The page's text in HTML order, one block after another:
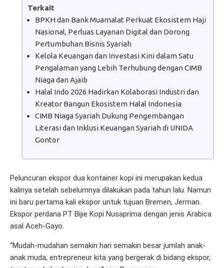
Terkait
BPKH dan Bank Muamalat Perkuat Ekosistem Haji
Nasional, Perluas Layanan Digital dan Dorong
Pertumbuhan Bisnis Syariah
Kelola Keuangan dan Investasi Kini dalam Satu
Pengalaman yang Lebih Terhubung dengan CIMB
Niaga dan Ajaib
Halal Indo 2026 Hadirkan Kolaborasi Industri dan
Kreator Bangun Ekosistem Halal Indonesia
CIMB Niaga Syariah Dukung Pengembangan
Literasi dan Inklusi Keuangan Syariah di UNIDA
Gontor
Peluncuran ekspor dua kontainer kopi ini merupakan kedua
kalinya setelah sebelumnya dilakukan pada tahun lalu. Namun
ini baru pertama kali ekspor untuk tujuan Bremen, Jerman.
Ekspor perdana PT Bijie Kopi Nusaprima dengan jenis Arabica
asal Aceh-Gayo.
“Mudah-mudahan semakin hari semakin besar jumlah anak-
anak muda, entrepreneur kita yang bergerak di bidang ekspor,